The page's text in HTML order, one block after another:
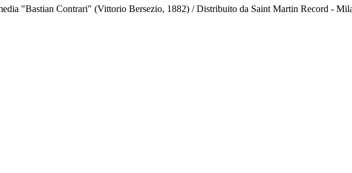
"Bastian Contrari" (Vittorio Bersezio, 1882) / Distribuito da Saint Martin Record -